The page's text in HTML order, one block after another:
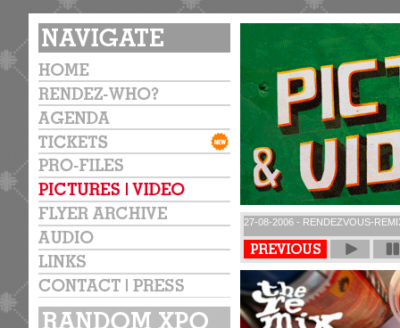
27-08-2006 - RENDEZVOUS-